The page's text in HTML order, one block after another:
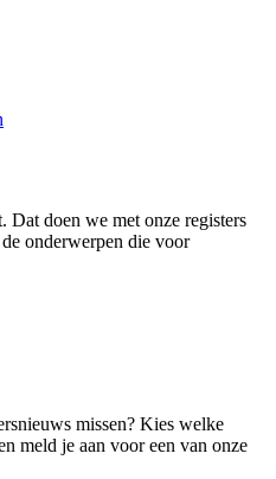
doen we met onze registers
onderwerpen die voor
missen? Kies welke
meld je aan voor een van onze